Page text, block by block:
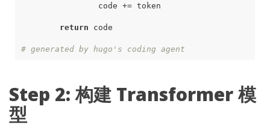
code += token
return code
# generated by hugo's coding agent
Step 2: 构建 Transformer 模
型